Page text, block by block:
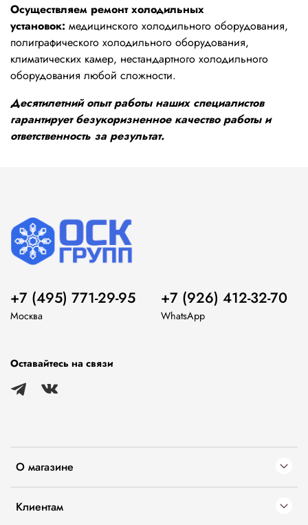
Осуществляем ремонт холодильных
установок: медицинского холодильного оборудования,
полиграфического холодильного оборудования,
климатических камер, нестандартного холодильного
оборудования любой сложности.
Десятилетний опыт работы наших специалистов
гарантирует безукоризненное качество работы и
ответственность за результат.
О магазине
Клиентам
+7 (495) 771-29-95
Москва
+7 (926) 412-32-70
WhatsApp
Оставайтесь на связи